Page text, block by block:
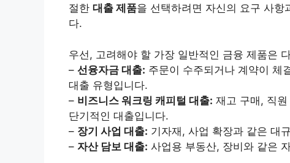
절한 대출 제품을 선택하려면 자신의 요구 사항
다.
우선, 고려해야 할 가장 일반적인 금융 제품은
– 선융자금 대출: 주문이 수주되거나 계약이 체
대출 유형입니다.
– 비즈니스 워크링 캐피털 대출: 재고 구매, 직
단기적인 대출입니다.
– 장기 사업 대출: 기자재, 사업 확장과 같은 대
– 자산 담보 대출: 사업용 부동산, 장비와 같은